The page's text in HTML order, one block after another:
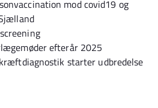
mod covid19 og
efterår 2025
starter udbredelse